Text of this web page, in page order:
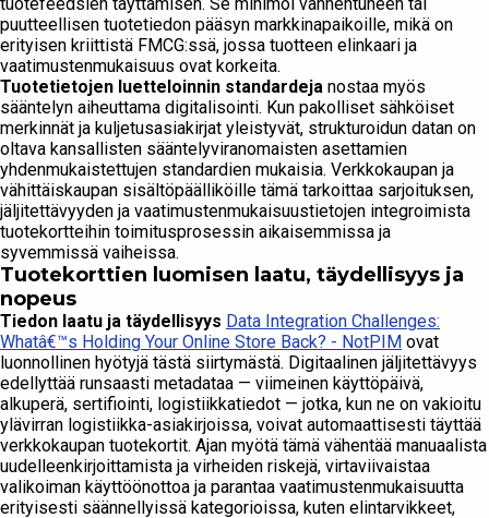
puutteellisen tuotetiedon pääsyn markkinapaikoille, mikä on
erityisen kriittistä FMCG:ssä, jossa tuotteen elinkaari ja
vaatimustenmukaisuus ovat korkeita.
Tuotetietojen luetteloinnin standardeja nostaa myös
sääntelyn aiheuttama digitalisointi. Kun pakolliset sähköiset
merkinnät ja kuljetusasiakirjat yleistyvät, strukturoidun datan on
oltava kansallisten sääntelyviranomaisten asettamien
yhdenmukaistettujen standardien mukaisia. Verkkokaupan ja
vähittäiskaupan sisältöpäälliköille tämä tarkoittaa sarjoituksen,
jäljitettävyyden ja vaatimustenmukaisuustietojen integroimista
tuotekortteihin toimitusprosessin aikaisemmissa ja
syvemmissä vaiheissa.
Tuotekorttien luomisen laatu, täydellisyys ja
nopeus
Tiedon laatu ja täydellisyys Data Integration Challenges:
Whatâ€™s Holding Your Online Store Back? - NotPIM ovat
luonnollinen hyötyjä tästä siirtymästä. Digitaalinen jäljitettävyys
edellyttää runsaasti metadataa — viimeinen käyttöpäivä,
alkuperä, sertifiointi, logistiikkatiedot — jotka, kun ne on vakioitu
ylävirran logistiikka-asiakirjoissa, voivat automaattisesti täyttää
verkkokaupan tuotekortit. Ajan myötä tämä vähentää manuaalista
uudelleenkirjoittamista ja virheiden riskejä, virtaviivaistaa
valikoiman käyttöönottoa ja parantaa vaatimustenmukaisuutta
erityisesti säännellyissä kategorioissa, kuten elintarvikkeet,